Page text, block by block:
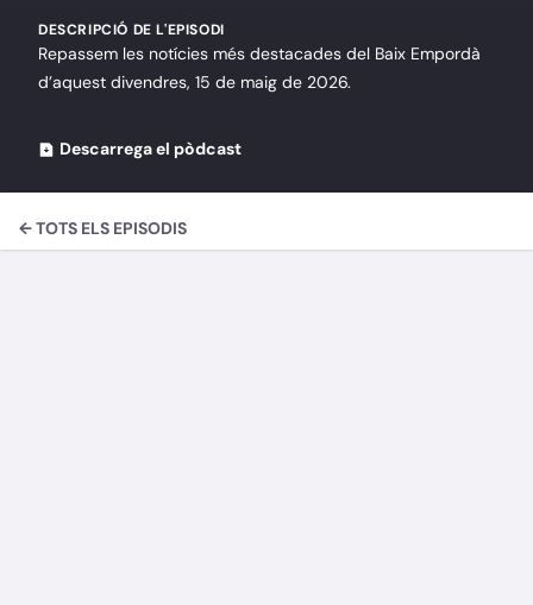
DESCRIPCIÓ DE L'EPISODI
Repassem les notícies més destacades del Baix Empordà
d’aquest divendres, 15 de maig de 2026.
Descarrega el pòdcast
← TOTS ELS EPISODIS